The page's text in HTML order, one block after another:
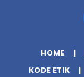
HOME
KODE ETIK